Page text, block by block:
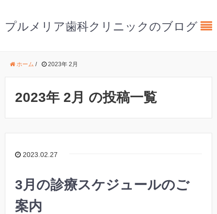
プルメリア歯科クリニックのブログ
ホーム / 2023年 2月
2023年 2月 の投稿一覧
2023.02.27
3月の診療スケジュールのご
案内